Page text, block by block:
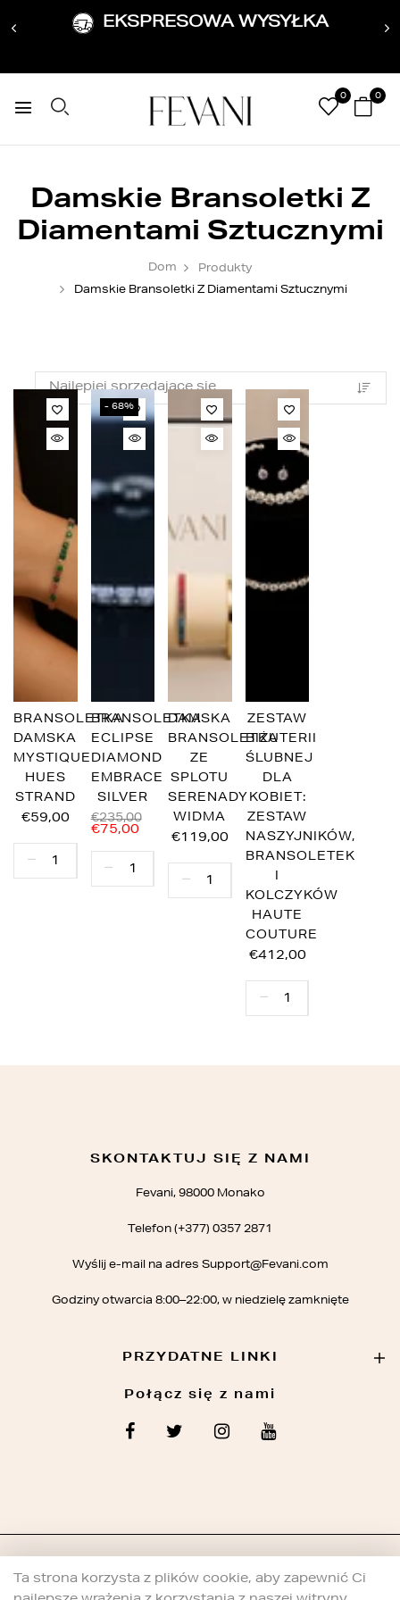
EKSPRESOWA WYSYŁKA
0 0
Damskie Bransoletki Z
Diamentami Sztucznymi
Dom
Produkty
Damskie Bransoletki Z Diamentami Sztucznymi
BRANSOLETKA
DAMSKA
MYSTIQUE
HUES
STRAND
€59,00
- 68%
BRANSOLETKA
ECLIPSE
DIAMOND
EMBRACE
SILVER
€235,00
€75,00
DAMSKA
BRANSOLETKA
ZE
SPLOTU
SERENADY
WIDMA
€119,00
ZESTAW
BIŻUTERII
ŚLUBNEJ
DLA
KOBIET:
ZESTAW
NASZYJNIKÓW,
BRANSOLETEK
I
KOLCZYKÓW
HAUTE
COUTURE
€412,00
SKONTAKTUJ SIĘ Z NAMI
Fevani, 98000 Monako
Telefon (+377) 0357 2871
Wyślij e-mail na adres Support@Fevani.com
Godziny otwarcia 8:00–22:00, w niedzielę zamknięte
PRZYDATNE LINKI
Połącz się z nami
Ta strona korzysta z plików cookie, aby zapewnić Ci